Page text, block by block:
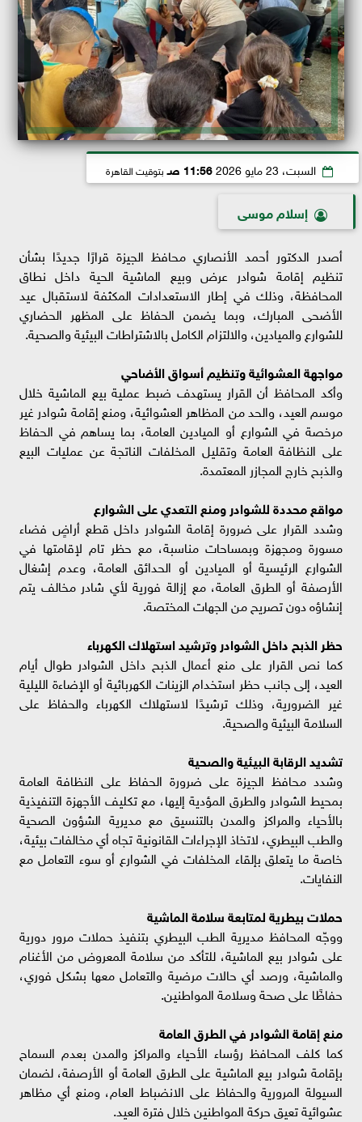
السبت، 23 مايو 2026 11:56 صـ بتوقيت القاهرة
إسلام موسى
أصدر الدكتور أحمد الأنصاري محافظ الجيزة قرارًا جديدًا بشأن
تنظيم إقامة شوادر عرض وبيع الماشية الحية داخل نطاق
المحافظة، وذلك في إطار الاستعدادات المكثفة لاستقبال عيد
الأضحى المبارك، وبما يضمن الحفاظ على المظهر الحضاري
للشوارع والميادين، والالتزام الكامل بالاشتراطات البيئية والصحية.
مواجهة العشوائية وتنظيم أسواق الأضاحي
وأكد المحافظ أن القرار يستهدف ضبط عملية بيع الماشية خلال
موسم العيد، والحد من المظاهر العشوائية، ومنع إقامة شوادر غير
مرخصة في الشوارع أو الميادين العامة، بما يساهم في الحفاظ
على النظافة العامة وتقليل المخلفات الناتجة عن عمليات البيع
والذبح خارج المجازر المعتمدة.
مواقع محددة للشوادر ومنع التعدي على الشوارع
وشدد القرار على ضرورة إقامة الشوادر داخل قطع أراضٍ فضاء
مسورة ومجهزة وبمساحات مناسبة، مع حظر تام لإقامتها في
الشوارع الرئيسية أو الميادين أو الحدائق العامة، وعدم إشغال
الأرصفة أو الطرق العامة، مع إزالة فورية لأي شادر مخالف يتم
إنشاؤه دون تصريح من الجهات المختصة.
حظر الذبح داخل الشوادر وترشيد استهلاك الكهرباء
كما نص القرار على منع أعمال الذبح داخل الشوادر طوال أيام
العيد، إلى جانب حظر استخدام الزينات الكهربائية أو الإضاءة الليلية
غير الضرورية، وذلك ترشيدًا لاستهلاك الكهرباء والحفاظ على
السلامة البيئية والصحية.
تشديد الرقابة البيئية والصحية
وشدد محافظ الجيزة على ضرورة الحفاظ على النظافة العامة
بمحيط الشوادر والطرق المؤدية إليها، مع تكليف الأجهزة التنفيذية
بالأحياء والمراكز والمدن بالتنسيق مع مديرية الشؤون الصحية
والطب البيطري، لاتخاذ الإجراءات القانونية تجاه أي مخالفات بيئية،
خاصة ما يتعلق بإلقاء المخلفات في الشوارع أو سوء التعامل مع
النفايات.
حملات بيطرية لمتابعة سلامة الماشية
ووجّه المحافظ مديرية الطب البيطري بتنفيذ حملات مرور دورية
على شوادر بيع الماشية، للتأكد من سلامة المعروض من الأغنام
والماشية، ورصد أي حالات مرضية والتعامل معها بشكل فوري،
حفاظًا على صحة وسلامة المواطنين.
منع إقامة الشوادر في الطرق العامة
كما كلف المحافظ رؤساء الأحياء والمراكز والمدن بعدم السماح
بإقامة شوادر بيع الماشية على الطرق العامة أو الأرصفة، لضمان
السيولة المرورية والحفاظ على الانضباط العام، ومنع أي مظاهر
عشوائية تعيق حركة المواطنين خلال فترة العيد.